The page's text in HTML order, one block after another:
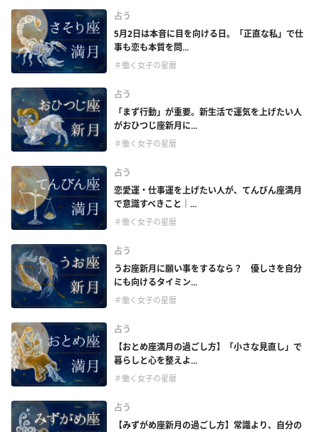
占う
5月2日は本音に目を向ける日。「正直な私」で仕
事も恋も本質を問...
＃働く女子の星暦
占う
「まず行動」が重要。新生活で運気を上げたい人
がおひつじ座新月に...
＃働く女子の星暦
占う
恋愛運・仕事運を上げたい人が、てんびん座満月
で意識すべきこと｜...
＃働く女子の星暦
占う
うお座新月に願い事をするなら？ 優しさを自分
にも向けるタイミン...
＃働く女子の星暦
占う
【おとめ座満月の過ごし方】「小さな見直し」で
暮らしと心を整えよ...
＃働く女子の星暦
占う
【みずがめ座新月の過ごし方】常識より、自分の